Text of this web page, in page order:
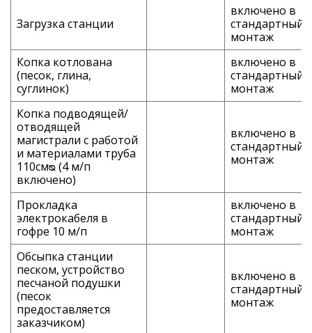
Загрузка станции
включено в
стандартный
монтаж
Копка котлована
(песок, глина,
суглинок)
включено в
стандартный
монтаж
Копка подводящей/
отводящей
магистрали с работой
и материалами труба
110смᴓ (4 м/п
включено)
включено в
стандартный
монтаж
Прокладка
электрокабеля в
гофре 10 м/п
включено в
стандартный
монтаж
Обсыпка станции
песком, устройство
песчаной подушки
(песок
предоставляется
заказчиком)
включено в
стандартный
монтаж